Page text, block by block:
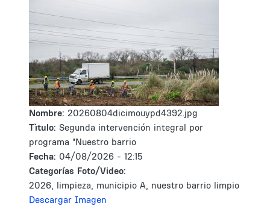
Nombre: 20260804dicimouypd4392.jpg
Tìtulo: Segunda intervención integral por
programa "Nuestro barrio
Fecha: 04/08/2026 - 12:15
Categorías Foto/Video:
2026, limpieza, municipio A, nuestro barrio limpio
Descargar Imagen